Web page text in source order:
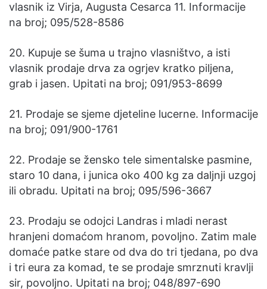
vlasnik iz Virja, Augusta Cesarca 11. Informacije
na broj; 095/528-8586
20. Kupuje se šuma u trajno vlasništvo, a isti
vlasnik prodaje drva za ogrjev kratko piljena,
grab i jasen. Upitati na broj; 091/953-8699
21. Prodaje se sjeme djeteline lucerne. Informacije
na broj; 091/900-1761
22. Prodaje se žensko tele simentalske pasmine,
staro 10 dana, i junica oko 400 kg za daljnji uzgoj
ili obradu. Upitati na broj; 095/596-3667
23. Prodaju se odojci Landras i mladi nerast
hranjeni domaćom hranom, povoljno. Zatim male
domaće patke stare od dva do tri tjedana, po dva
i tri eura za komad, te se prodaje smrznuti kravlji
sir, povoljno. Upitati na broj; 048/897-690